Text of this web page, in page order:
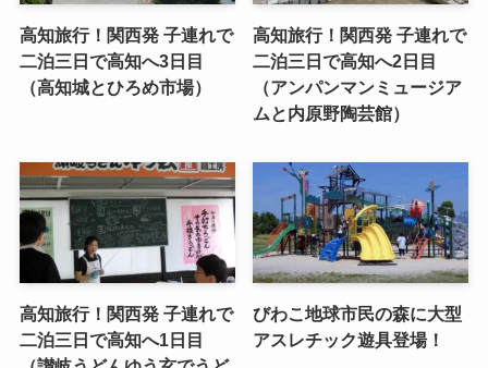
高知旅行！関西発 子連れで
二泊三日で高知へ3日目
（高知城とひろめ市場）
高知旅行！関西発 子連れで
二泊三日で高知へ2日目
（アンパンマンミュージア
ムと内原野陶芸館）
高知旅行！関西発 子連れで
二泊三日で高知へ1日目
びわこ地球市民の森に大型
アスレチック遊具登場！